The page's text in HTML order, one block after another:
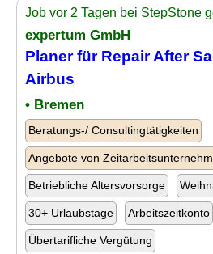
Job vor 2 Tagen bei StepStone
expertum GmbH
Planer für RepairAfter
Airbus
• Bremen
Beratungs-/ Consultingtätigkeiten
Angebote von
Betriebliche Altersvorsorge
30+ Urlaubstage Arbeitszeitkonto
Übertarifliche Vergütung